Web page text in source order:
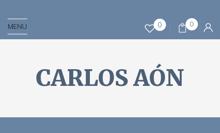
MENU 0 0
CARLOS AÓN